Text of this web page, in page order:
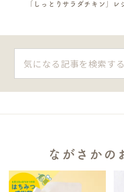
「しっとりサラダチキン」レ
ながさかの